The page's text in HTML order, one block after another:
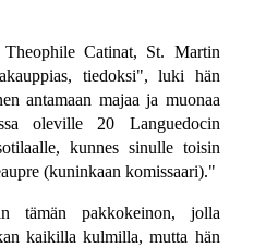
Theophile Catinat, St. Martin
tiedoksi", luki hän
antamaan majaa ja muonaa
oleville 20 Languedocin
kunnes sinulle toisin
(kuninkaan komissaari)."
tämän pakkokeinon, jolla
kaikilla kulmilla, mutta hän